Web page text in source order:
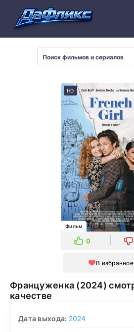
HD
Фильм
0
В избранное
Француженка (2024) смотреть в хорошем
качестве
Дата выхода: 2024